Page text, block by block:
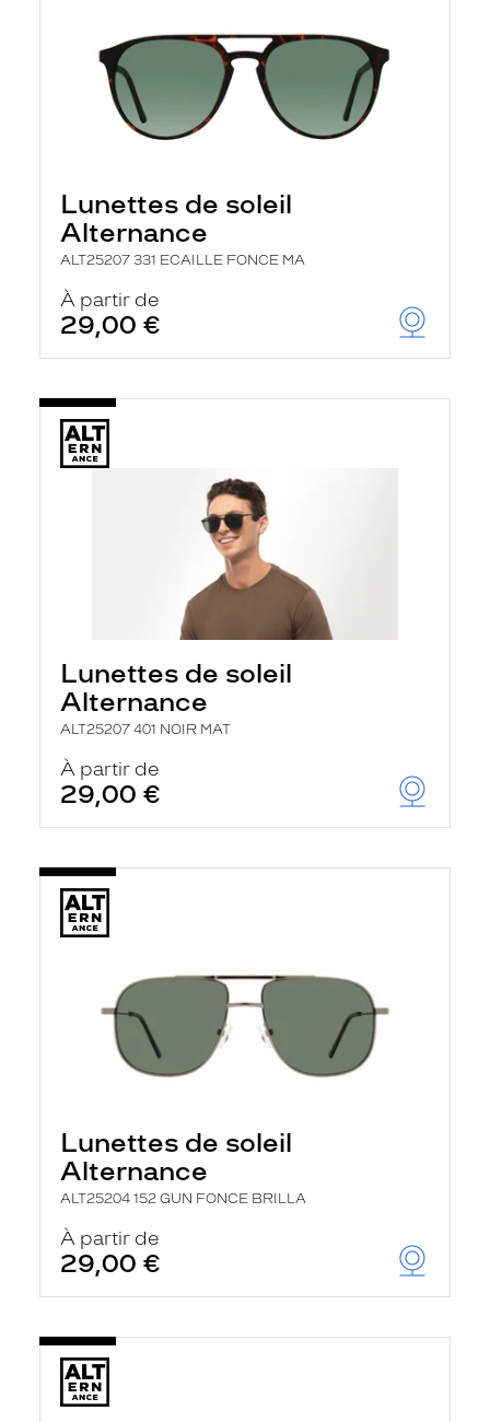
Lunettes de soleil
Alternance
ALT25207 331 ECAILLE FONCE MA
À partir de
29,00 €
Lunettes de soleil
Alternance
ALT25207 401 NOIR MAT
À partir de
29,00 €
Lunettes de soleil
Alternance
ALT25204 152 GUN FONCE BRILLA
À partir de
29,00 €